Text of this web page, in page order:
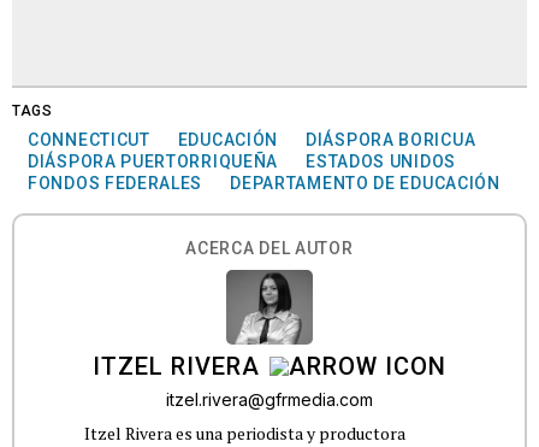
TAGS
CONNECTICUT EDUCACIÓN
DIÁSPORA BORICUA
DIÁSPORA PUERTORRIQUEÑA
ESTADOS UNIDOS
FONDOS FEDERALES
DEPARTAMENTO DE EDUCACIÓN
ACERCA DEL AUTOR
ITZEL RIVERA
itzel.rivera@gfrmedia.com
Itzel Rivera es una periodista y productora